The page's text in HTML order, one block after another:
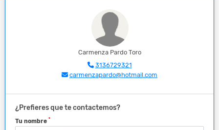
Carmenza Pardo Toro
3136729321
carmenzapardo@hotmail.com
¿Prefieres que te contactemos?
Tu nombre *